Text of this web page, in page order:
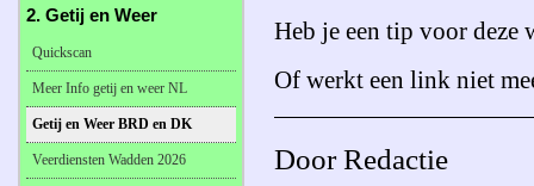
Heb je een tip voor deze
Of werkt een link niet
Door Redactie
2. Getij en Weer
Quickscan
Meer Info getij en weer NL
Getij en Weer BRD en DK
Veerdiensten Wadden 2026